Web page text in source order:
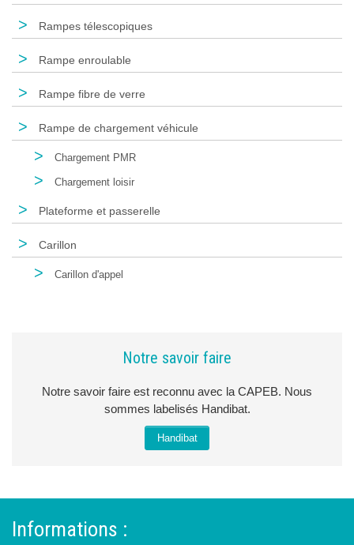
> Rampes télescopiques
> Rampe enroulable
> Rampe fibre de verre
> Rampe de chargement véhicule
> Chargement PMR
> Chargement loisir
> Plateforme et passerelle
> Carillon
> Carillon d'appel
Notre savoir faire
Notre savoir faire est reconnu avec la CAPEB. Nous
sommes labelisés Handibat.
Handibat
Informations :